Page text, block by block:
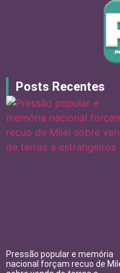
Posts Recentes
Pressão popular e memória
nacional forçam recuo de